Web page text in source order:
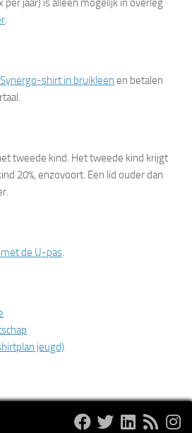
per jaar) is alleen mogelijk in overleg
.
Synergo-shirt in bruikleen en betalen
tweede kind. Het tweede kind krijgt
20%, enzovoort. Een lid ouder dan
de U-pas.
jeugd)